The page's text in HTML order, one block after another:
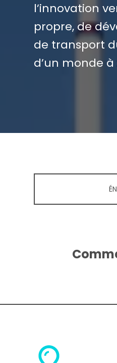
l’innovation
propre, de
de transport
d’un monde